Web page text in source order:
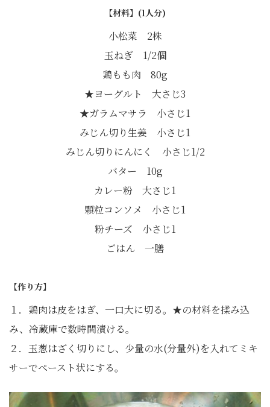
【材料】(1人分)
小松菜 2株
玉ねぎ 1/2個
鶏もも肉 80g
★ヨーグルト 大さじ3
★ガラムマサラ 小さじ1
みじん切り生姜 小さじ1
みじん切りにんにく 小さじ1/2
バター 10g
カレー粉 大さじ1
顆粒コンソメ 小さじ1
粉チーズ 小さじ1
ごはん 一膳
【作り方】
１．鶏肉は皮をはぎ、一口大に切る。★の材料を揉み込
み、冷蔵庫で数時間漬ける。
２．玉葱はざく切りにし、少量の水(分量外)を入れてミキ
サーでペースト状にする。